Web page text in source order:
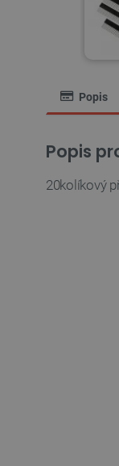
Popis
Popis
20kolíkový